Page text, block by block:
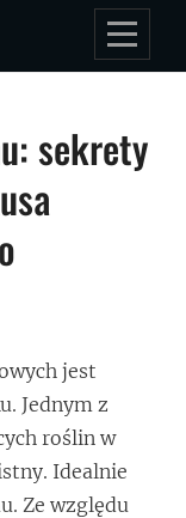
sekrety
jest
Jednym z
roślin w
Idealnie
Ze względu